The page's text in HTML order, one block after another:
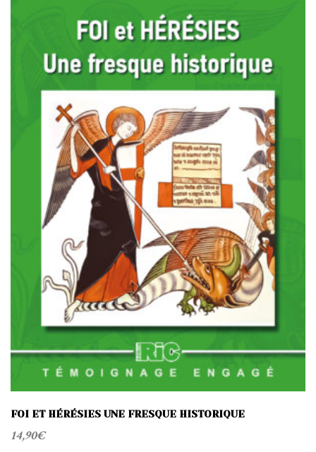
FOI ET HÉRÉSIES UNE FRESQUE HISTORIQUE
14,90€